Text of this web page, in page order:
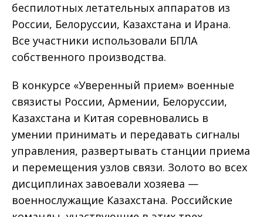
беспилотных летательных аппаратов из
России, Белоруссии, Казахстана и Ирана.
Все участники использовали БПЛА
собственного производства.
В конкурсе «Уверенный прием» военные
связисты России, Армении, Белоруссии,
Казахстана и Китая соревновались в
умении принимать и передавать сигналы
управления, развертывать станции приема
и перемещения узлов связи. Золото во всех
дисциплинах завоевали хозяева —
военнослужащие Казахстана. Российские